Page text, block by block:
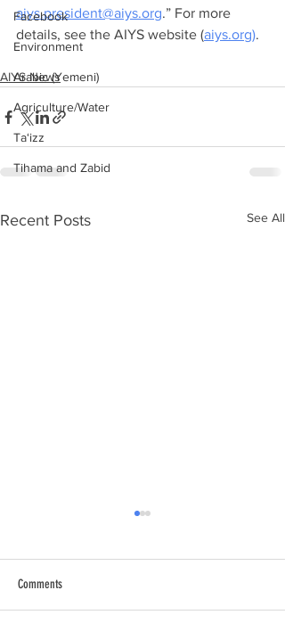
Facebook
Environment
Arabic (Yemeni)
Agriculture/Water
Ta‘izz
Tihama and Zabid
aiys.president@aiys.org.” For more
details, see the AIYS website (aiys.org).
AIYS News
Recent Posts See All
Comments